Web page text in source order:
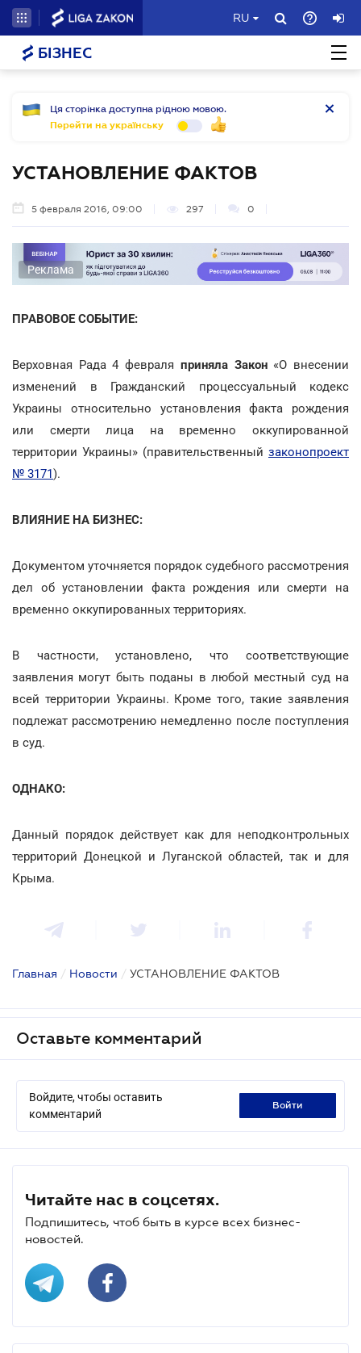
RU
БІЗНЕС
Ця сторінка доступна рідною мовою.
Перейти на українську
УСТАНОВЛЕНИЕ ФАКТОВ
5 февраля 2016, 09:00 297 0
Реклама
ПРАВОВОЕ СОБЫТИЕ:
Верховная Рада 4 февраля приняла Закон«О внесении
изменений в Гражданский процессуальный кодекс
Украины относительно установления факта рождения
или смерти лица на временно оккупированной
территории Украины» (правительственный законопроект
№ 3171).
ВЛИЯНИЕ НА БИЗНЕС:
Документом уточняется порядок судебного рассмотрения
дел об установлении факта рождения или смерти на
временно оккупированных территориях.
В частности, установлено, что соответствующие
заявления могут быть поданы в любой местный суд на
всей территории Украины. Кроме того, такие заявления
подлежат рассмотрению немедленно после поступления
в суд.
ОДНАКО:
Данный порядок действует как для неподконтрольных
территорий Донецкой и Луганской областей, так и для
Крыма.
Главная / Новости / УСТАНОВЛЕНИЕ ФАКТОВ
Оставьте комментарий
Войдите, чтобы оставить
комментарий
войти
Читайте нас в соцсетях.
Подпишитесь, чтоб быть в курсе всех бизнес-
новостей.